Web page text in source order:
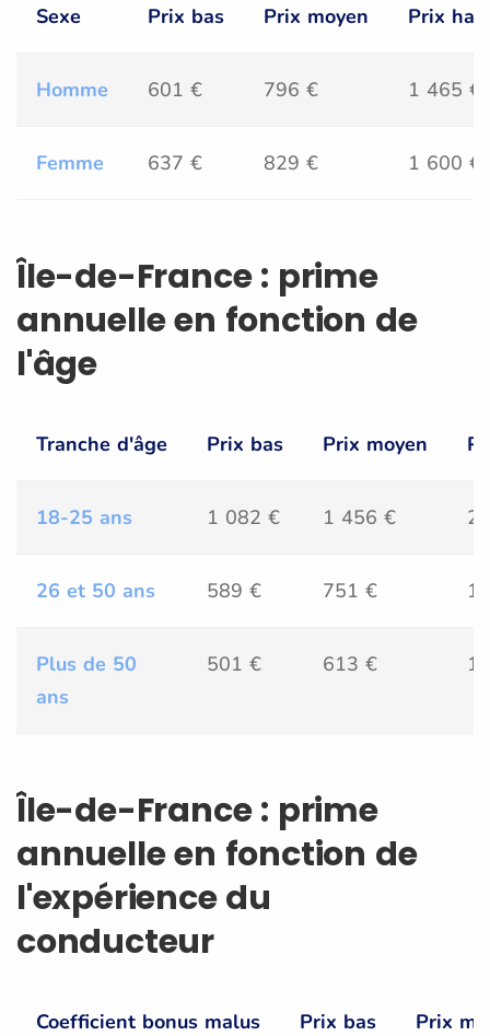
Sexe Prix bas Prix moyen Prix
Homme 601 € 796 € 1 465 €
Femme 637 € 829 € 1 600 €
Île-de-France : prime
annuelle en fonction de
l'âge
Tranche d'âge Prix bas Prix moyen
18-25 ans 1 082 € 1 456 € 2
26 et 50 ans 589 € 751 € 1
Plus de 50
ans
501 € 613 € 1
Île-de-France : prime
annuelle en fonction de
l'expérience du
conducteur
Coefficient bonus malus Prix bas Prix